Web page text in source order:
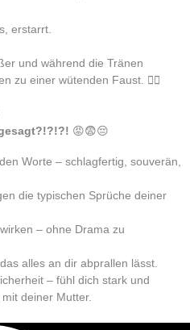
erstarrt.
und während die Tränen
zu einer wütenden Faust. ✊🏻
😡😨😔
Worte – schlagfertig, souverän,
die typischen Sprüche deiner
wirken – ohne Drama zu
alles an dir abprallen lässt.
– fühl dich stark und
deiner Mutter.